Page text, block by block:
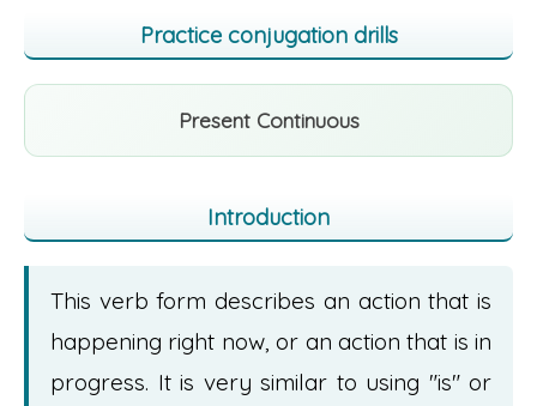
Practice conjugation drills
Present Continuous
Introduction
This verb form describes an action that is
happening right now, or an action that is in
progress. It is very similar to using "is" or